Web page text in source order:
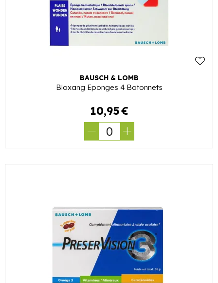
BAUSCH & LOMB
Bloxang Eponges 4 Batonnets
10,95€
0